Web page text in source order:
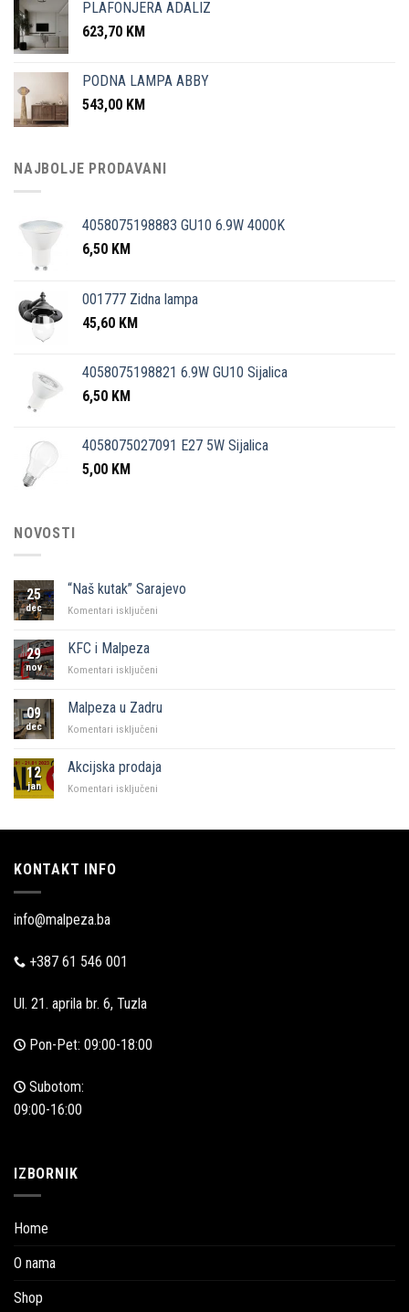
PLAFONJERA ADALIZ
623,70 KM
PODNA LAMPA ABBY
543,00 KM
NAJBOLJE PRODAVANI
4058075198883 GU10 6.9W 4000K
6,50 KM
001777 Zidna lampa
45,60 KM
4058075198821 6.9W GU10 Sijalica
6,50 KM
4058075027091 E27 5W Sijalica
5,00 KM
NOVOSTI
25
dec
“Naš kutak” Sarajevo
Komentari isključeni
29
nov
KFC i Malpeza
Komentari isključeni
Malpeza
09
dec
Malpeza u Zadru
Komentari isključeni
Zadru
12
jan
Akcijska prodaja
Komentari isključeni
KONTAKT INFO
info@malpeza.ba
+387 61 546 001
Ul. 21. aprila br. 6, Tuzla
Pon-Pet: 09:00-18:00
Subotom:
09:00-16:00
IZBORNIK
Home
O nama
Shop